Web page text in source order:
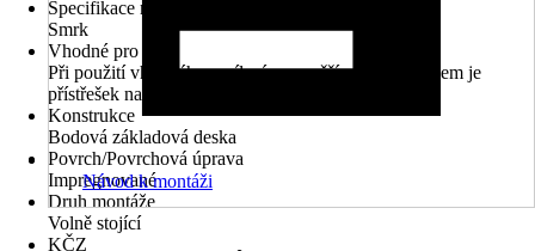
Specifikace materiálu
Smrk
Vhodné pro
Při použití vhodného zesílení pro vyšší zatížení sněhem je
přístřešek na auto vhodný také pro fotovoltaiku.
Konstrukce
Bodová základová deska
Povrch/Povrchová úprava
Impregnované
Druh montáže
Volně stojící
KČZ
Návod k montáži